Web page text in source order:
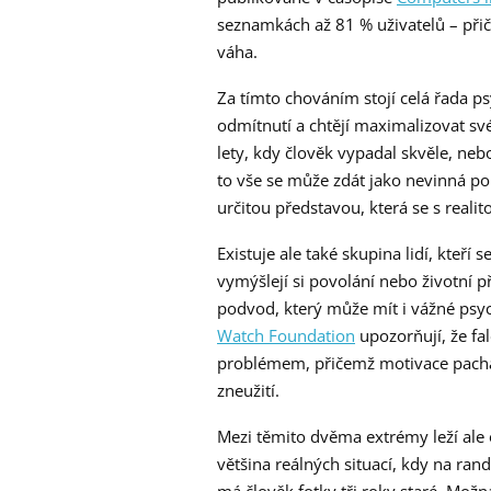
seznamkách až 81 % uživatelů –
váha.
Za tímto chováním stojí celá řada
odmítnutí a chtějí maximalizovat
lety, kdy člověk vypadal skvěle,
to vše se může zdát jako nevinná
určitou představou, která se s
Existuje ale také skupina lidí, kteří
vymýšlejí si povolání nebo životní
podvod, který může mít i vážné
Watch Foundation upozorňují, že
problémem, přičemž motivace
zneužití.
Mezi těmito dvěma extrémy leží
většina reálných situací, kdy na